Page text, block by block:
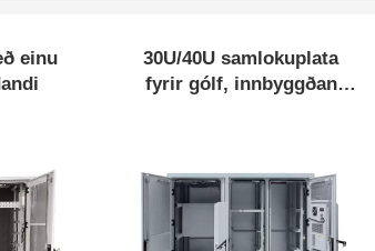
einu
30U/40U samlokuplata
fyrir gólf, innbyggðan